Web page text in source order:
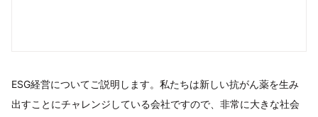
ESG経営についてご説明します。私たちは新しい抗がん薬を生み
出すことにチャレンジしている会社ですので、非常に大きな社会